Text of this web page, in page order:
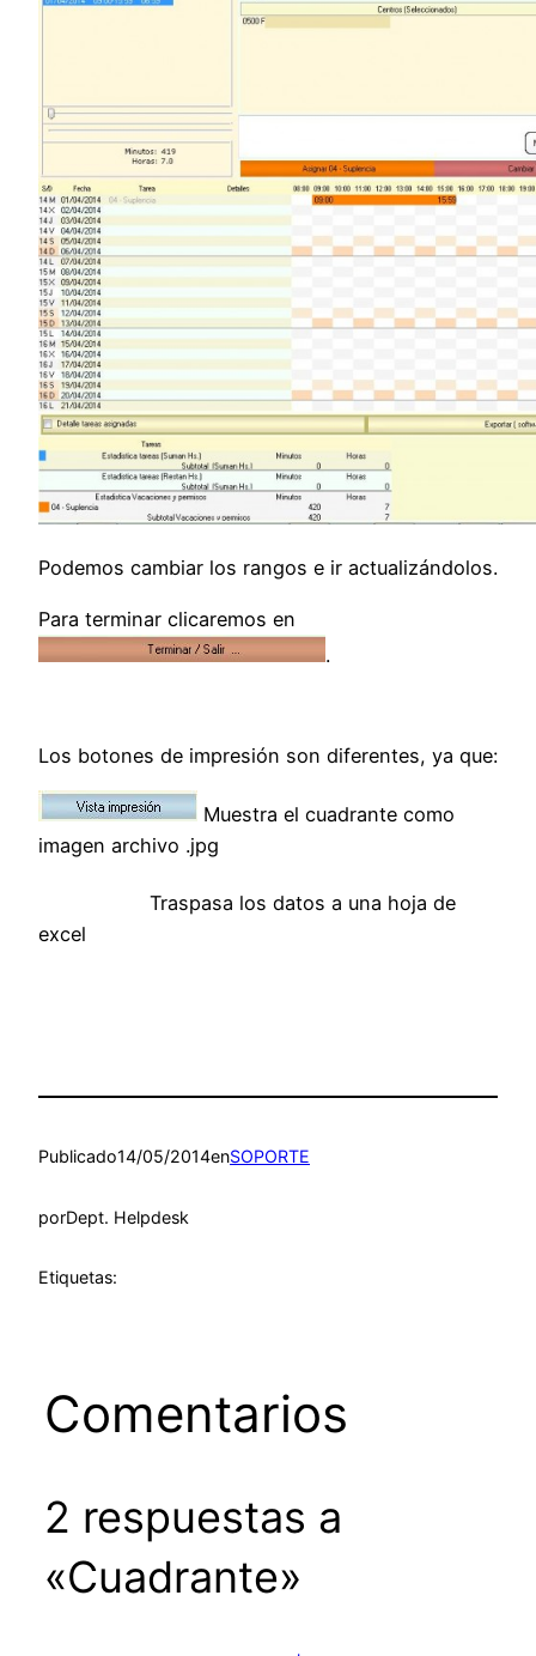
Podemos cambiar los rangos e ir actualizándolos.
Para terminar clicaremos en
.
Los botones de impresión son diferentes, ya que:
Muestra el cuadrante como
imagen archivo .jpg
Traspasa los datos a una hoja de
excel
Publicado14/05/2014enSOPORTE
porDept. Helpdesk
Etiquetas:
Comentarios
2 respuestas a
«Cuadrante»